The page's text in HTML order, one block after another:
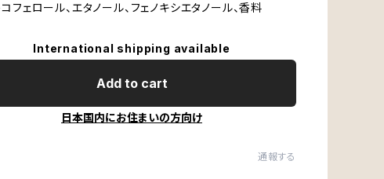
コフェロール、エタノール、フェノキシエタノール、香料
International shipping available
Add to cart
日本国内にお住まいの方向け
通報する